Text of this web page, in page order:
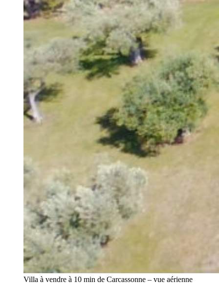
Villa à vendre à 10 min de Carcassonne – vue aérienne